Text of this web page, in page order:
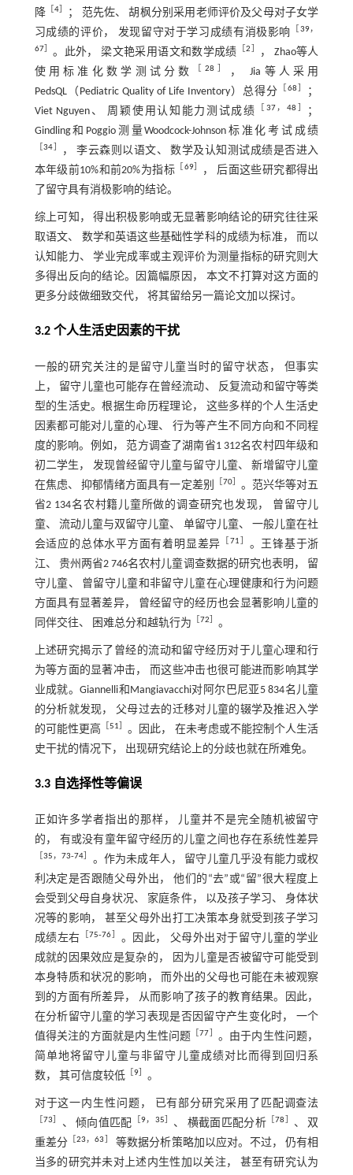
降［ 4］
； 范先佐、 胡枫分别采用老师评价及父母对子女学
习成绩的评价， 发现留守对于学习成绩有消极影响
39，
67］ 。此外， 梁文艳采用语文和数学成绩 ［2
， Zhao等人
使用标准化数学测试分数
［28
， Jia等人采用
PedsQL（Pediatric Quality of Life Inventory）总得分
［68
；
Viet Nguyen、 周颖使用认知能力测试成绩
37，48
；
Gindling和Poggio测量Woodcock-Johnson标准化考试成绩
［34
， 李云森则以语文、 数学及认知测试成绩是否进入
本年级前10%和前20%为指标
69］
， 后面这些研究都得出
了留守具有消极影响的结论。
综上可知， 得出积极影响或无显著影响结论的研究往往采
取语文、 数学和英语这些基础性学科的成绩为标准， 而以
认知能力、 学业完成率或主观评价为测量指标的研究则大
多得出反向的结论。因篇幅原因， 本文不打算对这方面的
更多分歧做细致交代， 将其留给另一篇论文加以探讨。
3.2 个人生活史因素的干扰
一般的研究关注的是留守儿童当时的留守状态， 但事实
上， 留守儿童也可能存在曾经流动、 反复流动和留守等类
型的生活史。根据生命历程理论， 这些多样的个人生活史
因素都可能对儿童的心理、 行为等产生不同方向和不同程
度的影响。例如， 范方调查了湖南省1 312名农村四年级和
初二学生， 发现曾经留守儿童与留守儿童、 新增留守儿童
在焦虑、 抑郁情绪方面具有一定差别
70］ 。范兴华等对五
省2 134名农村籍儿童所做的调查研究也发现， 曾留守儿
童、 流动儿童与双留守儿童、 单留守儿童、 一般儿童在社
会适应的总体水平方面有着明显差异
71
。王锋基于浙
江、 贵州两省2 746名农村儿童调查数据的研究也表明， 留
守儿童、 曾留守儿童和非留守儿童在心理健康和行为问题
方面具有显著差异， 曾经留守的经历也会显著影响儿童的
同伴交往、 困难总分和越轨行为
72 。
上述研究揭示了曾经的流动和留守经历对于儿童心理和行
为等方面的显著冲击， 而这些冲击也很可能进而影响其学
业成就。Giannelli和Mangiavacchi对阿尔巴尼亚5 834名儿童
的分析就发现， 父母过去的迁移对儿童的辍学及推迟入学
的可能性更高 ［51
。因此， 在未考虑或不能控制个人生活
史干扰的情况下， 出现研究结论上的分歧也就在所难免。
3.3 自选择性等偏误
正如许多学者指出的那样， 儿童并不是完全随机被留守
的， 有或没有童年留守经历的儿童之间也存在系统性差异
35，73‐74
。作为未成年人， 留守儿童几乎没有能力或权
利决定是否跟随父母外出， 他们的“去”或“留”很大程度上
会受到父母自身状况、 家庭条件， 以及孩子学习、 身体状
况等的影响， 甚至父母外出打工决策本身就受到孩子学习
成绩左右 ［75‐76
。因此， 父母外出对于留守儿童的学业
成就的因果效应是复杂的， 因为儿童是否被留守可能受到
本身特质和状况的影响， 而外出的父母也可能在未被观察
到的方面有所差异， 从而影响了孩子的教育结果。因此，
在分析留守儿童的学习表现是否因留守产生变化时， 一个
值得关注的方面就是内生性问题 ［77
。由于内生性问题，
简单地将留守儿童与非留守儿童成绩对比而得到回归系
数， 其可信度较低［ 9］ 。
对于这一内生性问题， 已有部分研究采用了匹配调查法
73 、 倾向值匹配 9， 35 、 横截面匹配分析［78
、 双
重差分 ［23，63
等数据分析策略加以应对。不过， 仍有相
当多的研究并未对上述内生性加以关注， 甚至有研究认为